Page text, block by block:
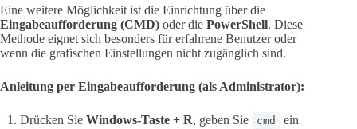
Eine weitere Möglichkeit ist die Einrichtung über die
Eingabeaufforderung (CMD) oder die PowerShell. Diese
Methode eignet sich besonders für erfahrene Benutzer oder
wenn die grafischen Einstellungen nicht zugänglich sind.
Anleitung per Eingabeaufforderung (als Administrator):
Drücken Sie Windows-Taste + R, geben Sie cmd
ein